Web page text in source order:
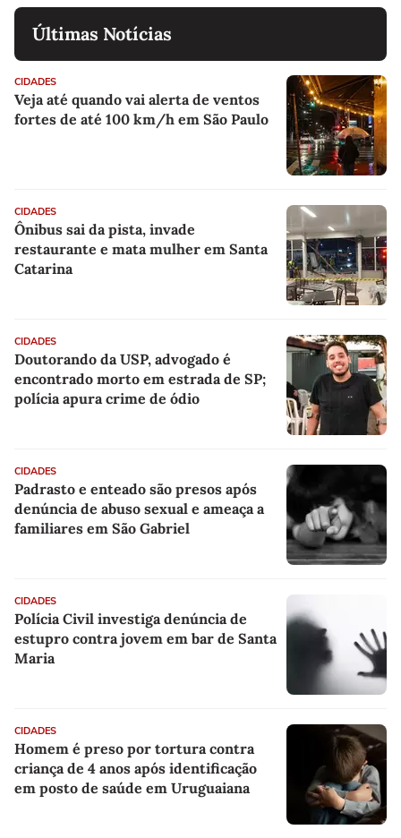
Últimas Notícias
CIDADES
Veja até quando vai alerta de ventos
fortes de até 100 km/h em São Paulo
CIDADES
Ônibus sai da pista, invade
restaurante e mata mulher em Santa
Catarina
CIDADES
Doutorando da USP, advogado é
encontrado morto em estrada de SP;
polícia apura crime de ódio
CIDADES
Padrasto e enteado são presos após
denúncia de abuso sexual e ameaça a
familiares em São Gabriel
CIDADES
Polícia Civil investiga denúncia de
estupro contra jovem em bar de Santa
Maria
CIDADES
Homem é preso por tortura contra
criança de 4 anos após identificação
em posto de saúde em Uruguaiana